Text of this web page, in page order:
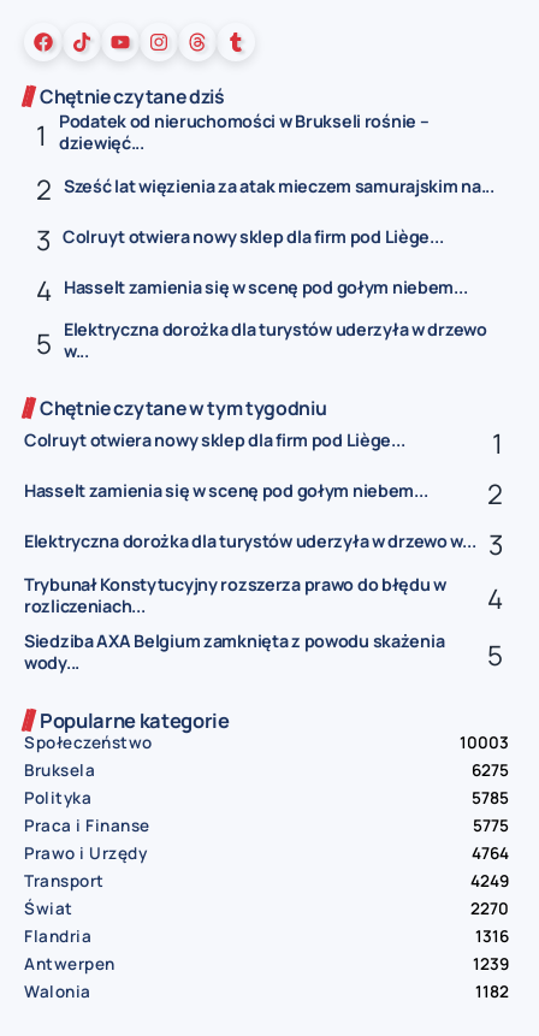
Chętnie czytane dziś
Podatek od nieruchomości w Brukseli rośnie –
dziewięć...
Sześć lat więzienia za atak mieczem samurajskim na...
Colruyt otwiera nowy sklep dla firm pod Liège...
Hasselt zamienia się w scenę pod gołym niebem...
Elektryczna dorożka dla turystów uderzyła w drzewo
w...
Chętnie czytane w tym tygodniu
Colruyt otwiera nowy sklep dla firm pod Liège...
Hasselt zamienia się w scenę pod gołym niebem...
Elektryczna dorożka dla turystów uderzyła w drzewo w...
Trybunał Konstytucyjny rozszerza prawo do błędu w
rozliczeniach...
Siedziba AXA Belgium zamknięta z powodu skażenia
wody...
Popularne kategorie
Społeczeństwo
10003
Bruksela
6275
Polityka
5785
Praca i Finanse
5775
Prawo i Urzędy
4764
Transport
4249
Świat
2270
Flandria
1316
Antwerpen
1239
Walonia
1182